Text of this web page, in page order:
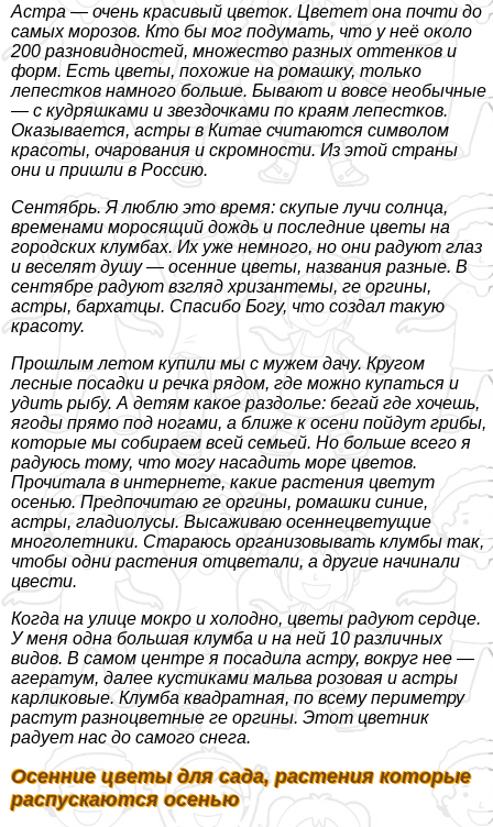
Астра — очень красивый цветок. Цветет она почти до
самых морозов. Кто бы мог подумать, что у неё около
200 разновидностей, множество разных оттенков и
форм. Есть цветы, похожие на ромашку, только
лепестков намного больше. Бывают и вовсе необычные
— с кудряшками и звездочками по краям лепестков.
Оказывается, астры в Китае считаются символом
красоты, очарования и скромности. Из этой страны
они и пришли в Россию.
Сентябрь. Я люблю это время: скупые лучи солнца,
временами моросящий дождь и последние цветы на
городских клумбах. Их уже немного, но они радуют глаз
и веселят душу — осенние цветы, названия разные. В
сентябре радуют взгляд хризантемы, ге opгины,
астры, бархатцы. Спасибо Богу, что создал такую
красоту.
Прошлым летом купили мы с мужем дачу. Кругом
лесные посадки и речка рядом, где можно купаться и
удить рыбу. А детям какое раздолье: бегай где хочешь,
ягоды прямо под ногами, а ближе к осени пойдут грибы,
которые мы собираем всей семьей. Но больше всего я
радуюсь тому, что могу насадить море цветов.
Прочитала в интернете, какие растения цветут
осенью. Предпочитаю ге opгины, ромашки синие,
астры, гладиолусы. Высаживаю осеннецветущие
многолетники. Стараюсь организовывать клумбы так,
чтобы одни растения отцветали, а другие начинали
цвести.
Когда на улице мокро и холодно, цветы радуют сердце.
У меня одна большая клумба и на ней 10 различных
видов. В самом центре я посадила астру, вокруг нее —
агератум, далее кустиками мальва розовая и астры
карликовые. Клумба квадратная, по всему периметру
растут разноцветные ге opгины. Этот цветник
радует нас до самого снега.
Осенние цветы для сада, растения которые
распускаются осенью